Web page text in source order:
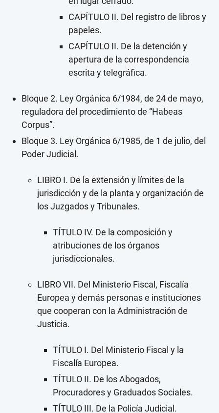
CAPÍTULO II. Del registro de libros y
papeles.
CAPÍTULO II. De la detención y
apertura de la correspondencia
escrita y telegráfica.
Bloque 2. Ley Orgánica 6/1984, de 24 de mayo,
reguladora del procedimiento de “Habeas
Corpus”.
Bloque 3. Ley Orgánica 6/1985, de 1 de julio, del
Poder Judicial.
LIBRO I. De la extensión y límites de la
jurisdicción y de la planta y organización de
los Juzgados y Tribunales.
TÍTULO IV. De la composición y
atribuciones de los órganos
jurisdiccionales.
LIBRO VII. Del Ministerio Fiscal, Fiscalía
Europea y demás personas e instituciones
que cooperan con la Administración de
Justicia.
TÍTULO I. Del Ministerio Fiscal y la
Fiscalía Europea.
TÍTULO II. De los Abogados,
Procuradores y Graduados Sociales.
TÍTULO III. De la Policía Judicial.